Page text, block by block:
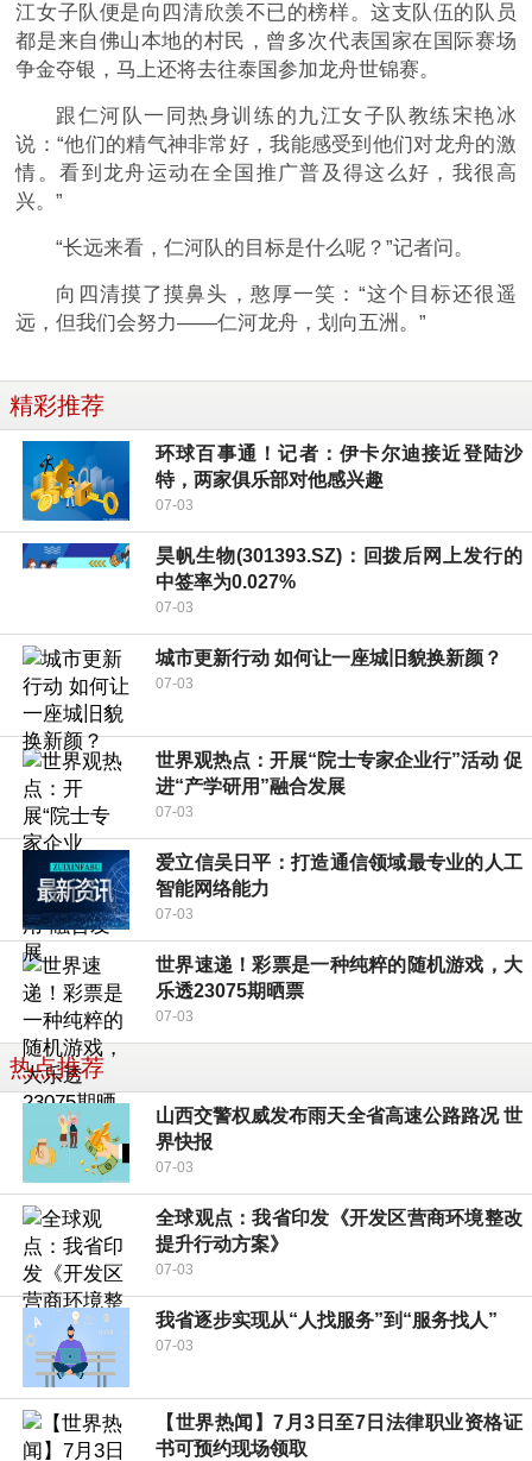
江女子队便是向四清欣羡不已的榜样。这支队伍的队员
都是来自佛山本地的村民，曾多次代表国家在国际赛场
争金夺银，马上还将去往泰国参加龙舟世锦赛。
跟仁河队一同热身训练的九江女子队教练宋艳冰
说：“他们的精气神非常好，我能感受到他们对龙舟的激
情。看到龙舟运动在全国推广普及得这么好，我很高
兴。”
“长远来看，仁河队的目标是什么呢？”记者问。
向四清摸了摸鼻头，憨厚一笑：“这个目标还很遥
远，但我们会努力——仁河龙舟，划向五洲。”
精彩推荐
环球百事通！记者：伊卡尔迪接近登陆沙
特，两家俱乐部对他感兴趣
07-03
昊帆生物(301393.SZ)：回拨后网上发行的
中签率为0.027%
07-03
城市更新行动 如何让一座城旧貌换新颜？
07-03
世界观热点：开展“院士专家企业行”活动 促
进“产学研用”融合发展
07-03
爱立信吴日平：打造通信领域最专业的人工
智能网络能力
07-03
世界速递！彩票是一种纯粹的随机游戏，大
乐透23075期晒票
07-03
热点推荐
山西交警权威发布雨天全省高速公路路况 世
界快报
07-03
全球观点：我省印发《开发区营商环境整改
提升行动方案》
07-03
我省逐步实现从“人找服务”到“服务找人”
07-03
【世界热闻】7月3日至7日法律职业资格证
书可预约现场领取